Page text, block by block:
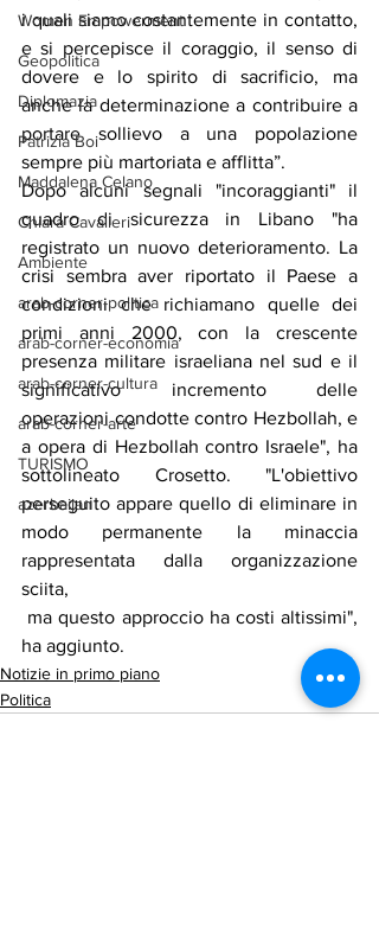
Women Empowerment
Geopolitica
Diplomazia
Patrizia Boi
Maddalena Celano
Chiara Cavalieri
Ambiente
arab-corner-politica
arab-corner-economia
arab-corner-cultura
arab-corner-arte
TURISMO
azerbaijan
i quali siamo costantemente in contatto,
e si percepisce il coraggio, il senso di
dovere e lo spirito di sacrificio, ma
anche la determinazione a contribuire a
portare sollievo a una popolazione
sempre più martoriata e afflitta”.
Dopo alcuni segnali "incoraggianti" il
quadro di sicurezza in Libano "ha
registrato un nuovo deterioramento. La
crisi sembra aver riportato il Paese a
condizioni che richiamano quelle dei
primi anni 2000, con la crescente
presenza militare israeliana nel sud e il
significativo incremento delle
operazioni condotte contro Hezbollah, e
a opera di Hezbollah contro Israele", ha
sottolineato Crosetto. "L'obiettivo
perseguito appare quello di eliminare in
modo permanente la minaccia
rappresentata dalla organizzazione
sciita,
ha aggiunto.
Notizie in primo piano
Politica